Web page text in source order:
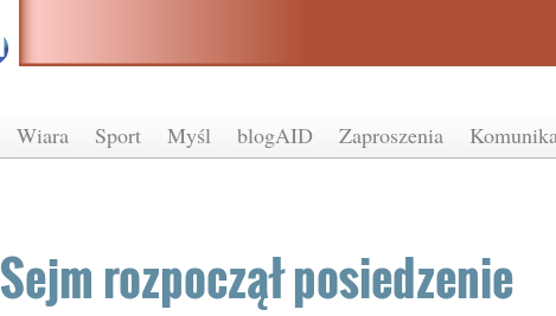
Wiara Sport Myśl blogAID Zaproszenia
Sejm rozpoczął posiedzenie